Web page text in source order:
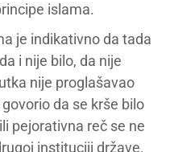
islama.
je indikativno da tada
i nije bilo, da nije
nije proglašavao
da se krše bilo
pejorativna reč se ne
instituciji države.